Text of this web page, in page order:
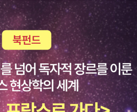
집착할 필요 없는 듯합니다항상 뭐 녹음해
쩌고 저쩌고 했는데전 녹음이라고는 모의
는 거 안 들어봤고쉐도잉도 한 적 없어
때 모의답변들 mp3로 들어보기는 했음따
넘... 걍 답변 힌트 얻는 용도로 들었던 것
하더라구요 굳이 사실만 말할 필요는
너무 구라는 만들고 외우는 것도 힘드니
낫더라구요그냥 최대한 안 끊기게 하고